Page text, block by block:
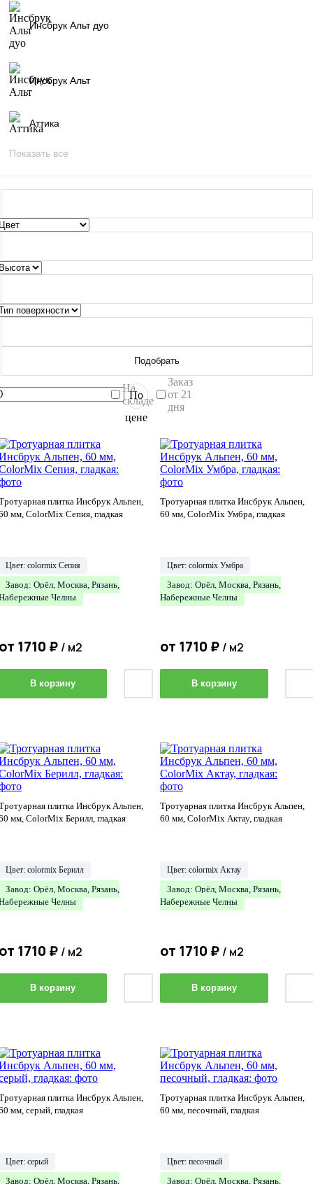
Инсбрук Альт дуо
Инсбрук Альт
Аттика
Показать все
Подобрать
По
цене
На
складе
Заказ
от 21
дня
плитка Инсбрук Альпен,
мм, ColorMix Сепия, гладкая
Цвет: colormix Сепия
Завод: Орёл, Москва, Рязань,
Челны
1710 ₽ / м2
В корзину
Тротуарная плитка Инсбрук Альпен,
60 мм, ColorMix Умбра, гладкая
Цвет: colormix Умбра
Завод: Орёл, Москва, Рязань,
Набережные Челны
от 1710 ₽ / м2
В корзину
плитка Инсбрук Альпен,
мм, ColorMix Берилл, гладкая
Цвет: colormix Берилл
Завод: Орёл, Москва, Рязань,
Челны
1710 ₽ / м2
В корзину
Тротуарная плитка Инсбрук Альпен,
60 мм, ColorMix Актау, гладкая
Цвет: colormix Актау
Завод: Орёл, Москва, Рязань,
Набережные Челны
от 1710 ₽ / м2
В корзину
плитка Инсбрук Альпен,
мм, серый, гладкая
Цвет: серый
Завод: Орёл, Москва, Рязань,
Тротуарная плитка Инсбрук Альпен,
60 мм, песочный, гладкая
Цвет: песочный
Завод: Орёл, Москва, Рязань,